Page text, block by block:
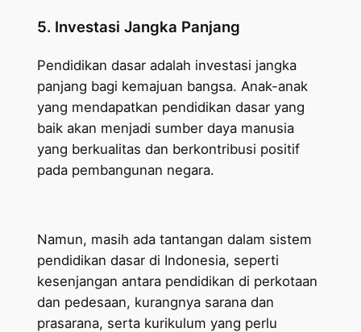
5. Investasi Jangka Panjang
Pendidikan dasar adalah investasi jangka
panjang bagi kemajuan bangsa. Anak-anak
yang mendapatkan pendidikan dasar yang
baik akan menjadi sumber daya manusia
yang berkualitas dan berkontribusi positif
pada pembangunan negara.
Namun, masih ada tantangan dalam sistem
pendidikan dasar di Indonesia, seperti
kesenjangan antara pendidikan di perkotaan
dan pedesaan, kurangnya sarana dan
prasarana, serta kurikulum yang perlu